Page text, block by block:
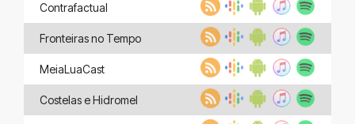
Contrafactual
Fronteiras no Tempo
MeiaLuaCast
Costelas e Hidromel